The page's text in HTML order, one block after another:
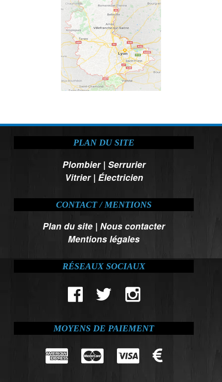
PLAN DU SITE
Plombier| Serrurier
Vitrier| Électricien
CONTACT / MENTIONS
Plan du site |Nous contacter
Mentions légales
RÉSEAUX SOCIAUX
MOYENS DE PAIEMENT